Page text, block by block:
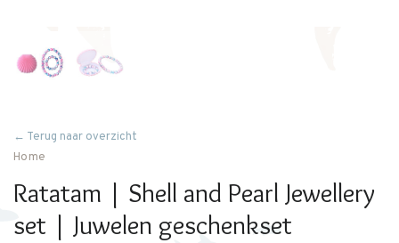
← Terug naar overzicht
Home
Ratatam | Shell and Pearl Jewellery
set | Juwelen geschenkset